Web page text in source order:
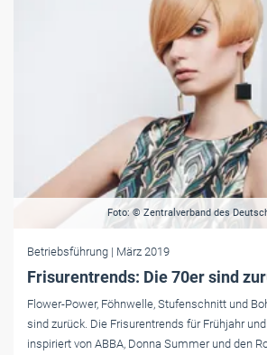
Foto: © Zentralverband des
Betriebsführung | März 2019
Frisurentrends: Die 70er sind
Flower-Power, Föhnwelle, Stufenschnitt und
sind zurück. Die Frisurentrends für Frühjahr
inspiriert von ABBA, Donna Summer und den